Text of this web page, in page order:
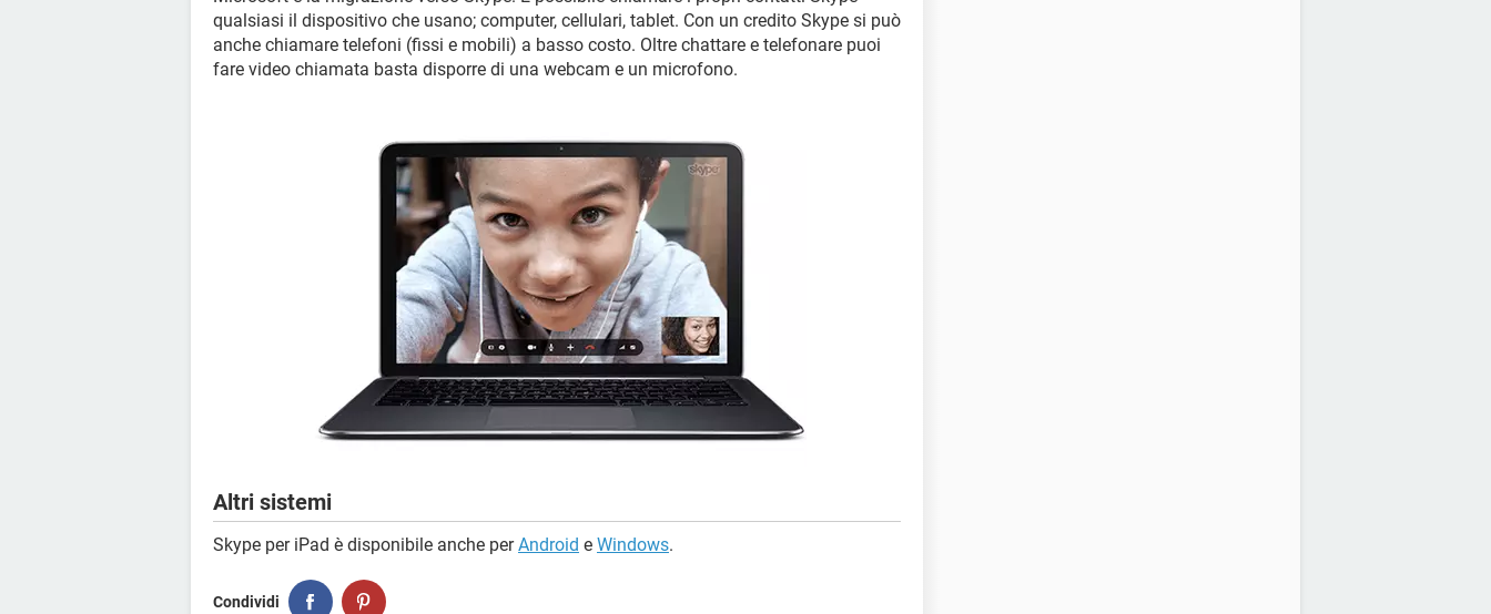
qualsiasi il dispositivo che usano; computer, cellulari, tablet. Con un credito Skype si può
anche chiamare telefoni (fissi e mobili) a basso costo. Oltre chattare e telefonare puoi
fare video chiamata basta disporre di una webcam e un microfono.
Altri sistemi
Skype per iPad è disponibile anche perAndroid e Windows.
Condividi